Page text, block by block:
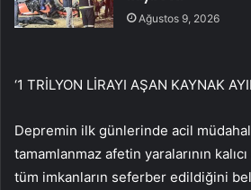
Ağustos 9, 2026
‘1 TRİLYON LİRAYI AŞAN KAYNAK
Depremin ilk günlerinde acil
tamamlanmaz afetin yaralarının
tüm imkanların seferber edildiğini